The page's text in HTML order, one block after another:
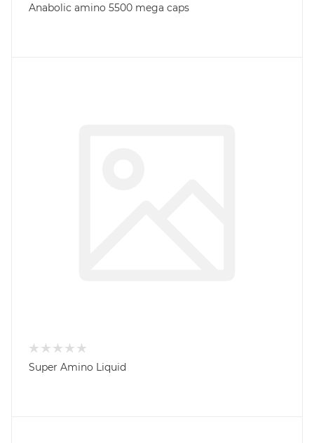
Anabolic amino 5500 mega caps
Super Amino Liquid